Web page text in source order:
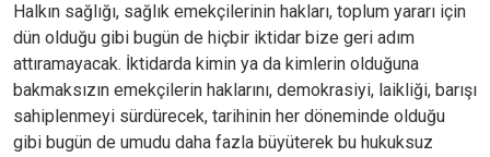
Halkın sağlığı, sağlık emekçilerinin hakları, toplum yararı için
dün olduğu gibi bugün de hiçbir iktidar bize geri adım
attıramayacak. İktidarda kimin ya da kimlerin olduğuna
bakmaksızın emekçilerin haklarını, demokrasiyi, laikliği, barışı
sahiplenmeyi sürdürecek, tarihinin her döneminde olduğu
gibi bugün de umudu daha fazla büyüterek bu hukuksuz